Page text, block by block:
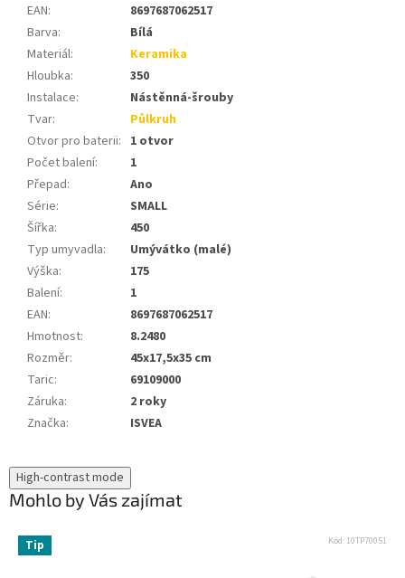
High-contrast mode
Mohlo by Vás zajímat
Tip Kód: 10TP70051
EAN:
8697687062517
Barva:
Bílá
Materiál:
Keramika
Hloubka:
350
Instalace:
Nástěnná-šrouby
Tvar:
Půlkruh
Otvor pro baterii: 1 otvor
Počet balení:
1
Přepad:
Ano
Série:
SMALL
Šířka:
450
Typ umyvadla:
Umývátko (malé)
Výška:
175
Balení:
1
EAN:
8697687062517
Hmotnost:
8.2480
Rozměr:
45x17,5x35 cm
Taric:
69109000
Záruka:
2 roky
Značka: ISVEA